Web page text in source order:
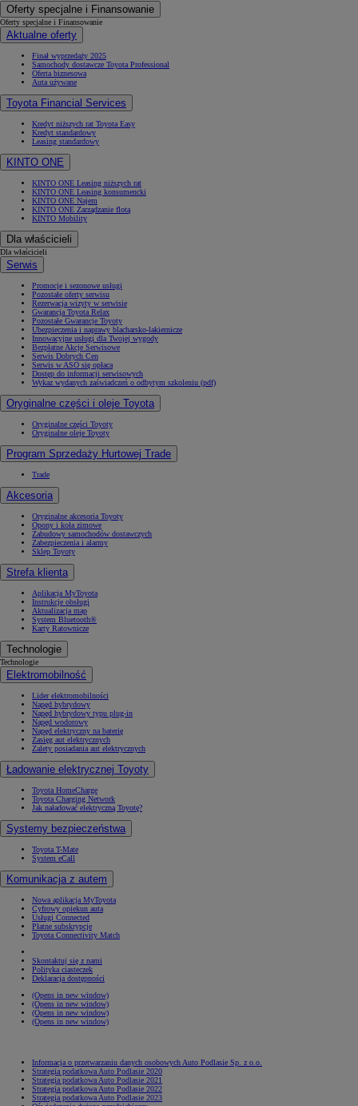
Oferty specjalne i Finansowanie
Oferty specjalne i Finansowanie
Aktualne oferty
Finał wyprzedaży 2025
Samochody dostawcze Toyota Professional
Oferta biznesowa
Auta używane
Toyota Financial Services
Kredyt niższych rat Toyota Easy
Kredyt standardowy
Leasing standardowy
KINTO ONE
KINTO ONE Leasing niższych rat
KINTO ONE Leasing konsumencki
KINTO ONE Najem
KINTO ONE Zarządzanie flotą
KINTO Mobility
Dla właścicieli
Dla właścicieli
Serwis
Promocje i sezonowe usługi
Pozostałe oferty serwisu
Rezerwacja wizyty w serwisie
Gwarancja Toyota Relax
Pozostałe Gwarancje Toyoty
Ubezpieczenia i naprawy blacharsko-lakiernicze
Innowacyjne usługi dla Twojej wygody
Bezpłatne Akcje Serwisowe
Serwis Dobrych Cen
Serwis w ASO się opłaca
Dostęp do informacji serwisowych
Wykaz wydanych zaświadczeń o odbytym szkoleniu (pdf)
Oryginalne części i oleje Toyota
Oryginalne części Toyoty
Oryginalne oleje Toyoty
Program Sprzedaży Hurtowej Trade
Trade
Akcesoria
Oryginalne akcesoria Toyoty
Opony i koła zimowe
Zabudowy samochodów dostawczych
Zabezpieczenia i alarmy
Sklep Toyoty
Strefa klienta
Aplikacja MyToyota
Instrukcje obsługi
Aktualizacja map
System Bluetooth®
Karty Ratownicze
Technologie
Technologie
Elektromobilność
Lider elektromobilności
Napęd hybrydowy
Napęd hybrydowy typu plug-in
Napęd wodorowy
Napęd elektryczny na baterię
Zasięg aut elektrycznych
Zalety posiadania aut elektrycznych
Ładowanie elektrycznej Toyoty
Toyota HomeCharge
Toyota Charging Network
Jak naładować elektryczną Toyotę?
Systemy bezpieczeństwa
Toyota T-Mate
System eCall
Komunikacja z autem
Nowa aplikacja MyToyota
Cyfrowy opiekun auta
Usługi Connected
Płatne subskrypcje
Toyota Connectivity Match
Skontaktuj się z nami
Polityka ciasteczek
Deklaracja dostępności
(Opens in new window)
(Opens in new window)
(Opens in new window)
(Opens in new window)
Informacja o przetwarzaniu danych osobowych Auto Podlasie Sp. z o.o.
Strategia podatkowa Auto Podlasie 2020
Strategia podatkowa Auto Podlasie 2021
Strategia podatkowa Auto Podlasie 2022
Strategia podatkowa Auto Podlasie 2023